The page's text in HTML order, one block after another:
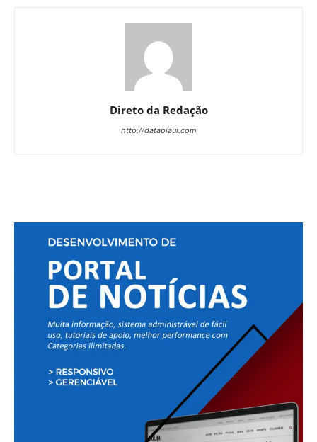
Direto da Redação
http://datapiaui.com